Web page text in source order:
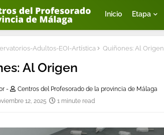
Inicio Etapa
Adultos-EOI-Artística Quiñones: Al Origen
Al Origen
-
Centros del Profesorado de la provincia de Málaga
12, 2025
1 minute read